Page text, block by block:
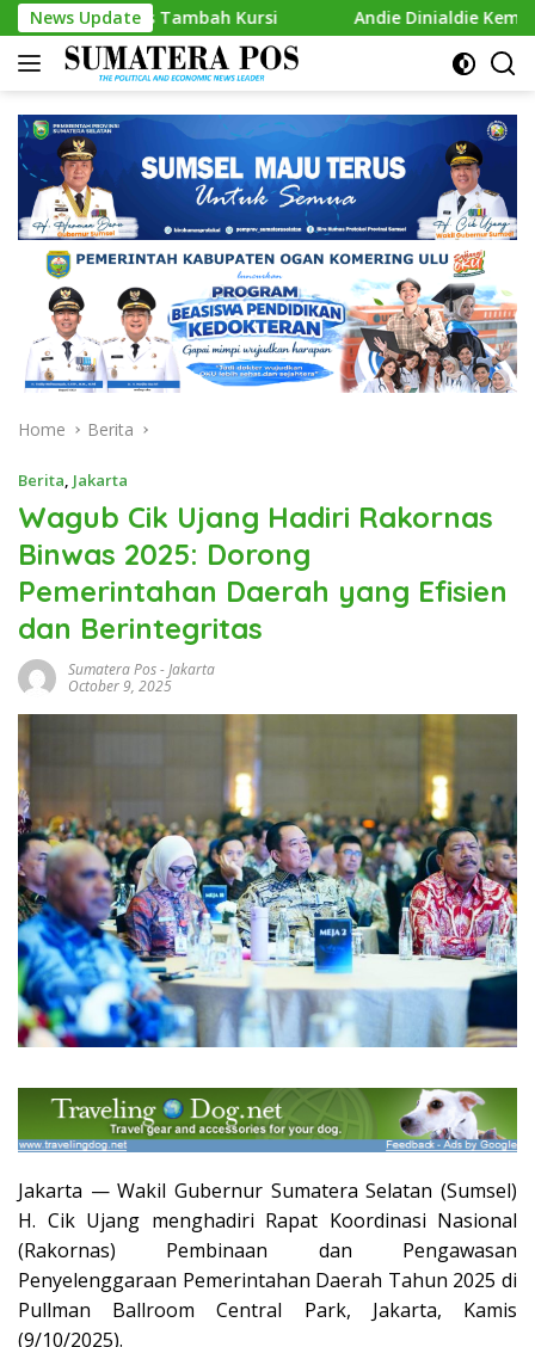
Skip
to
content
News Update
Tambah Kursi Andie Dinialdie Kembalikan Formulir
Home Berita
Berita, Jakarta
Wagub Cik Ujang Hadiri Rakornas
Binwas 2025: Dorong
Pemerintahan Daerah yang Efisien
dan Berintegritas
Sumatera Pos-Jakarta
October 9, 2025
Jakarta — Wakil Gubernur Sumatera Selatan (Sumsel)
H. Cik Ujang menghadiri Rapat Koordinasi Nasional
(Rakornas) Pembinaan dan Pengawasan
Penyelenggaraan Pemerintahan Daerah Tahun 2025 di
Pullman Ballroom Central Park, Jakarta, Kamis
(9/10/2025).